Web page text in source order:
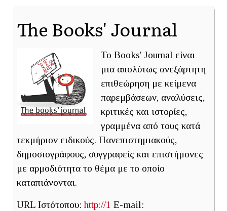
The Books' Journal
Το Books' Journal είναι
μια απολύτως ανεξάρτητη
επιθεώρηση με κείμενα
παρεμβάσεων, αναλύσεις,
κριτικές και ιστορίες,
γραμμένα από τους κατά
τεκμήριον ειδικούς. Πανεπιστημιακούς,
δημοσιογράφους, συγγραφείς και επιστήμονες
με αρμοδιότητα το θέμα με το οποίο
καταπιάνονται.
URL Ιστότοπου:http://1 E-mail: